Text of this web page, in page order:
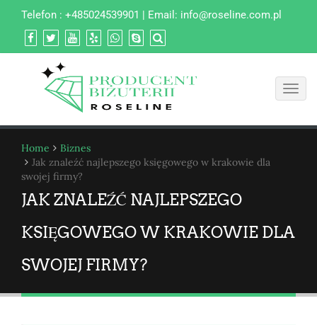
Telefon : +485024539901 | Email: info@roseline.com.pl
Home
Biznes
Jak znaleźć najlepszego księgowego w krakowie dla
swojej firmy?
JAK ZNALEŹĆ NAJLEPSZEGO
KSIĘGOWEGO W KRAKOWIE DLA
SWOJEJ FIRMY?